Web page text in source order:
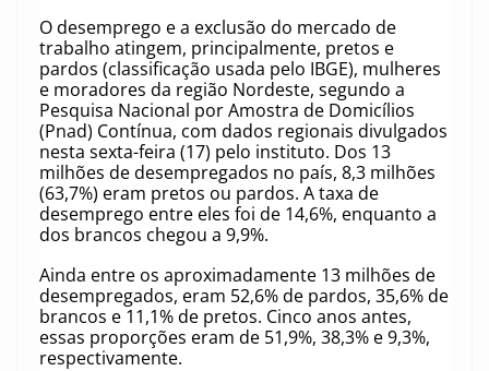
O desemprego e a exclusão do mercado de
trabalho atingem, principalmente, pretos e
pardos (classificação usada pelo IBGE), mulheres
e moradores da região Nordeste, segundo a
Pesquisa Nacional por Amostra de Domicílios
(Pnad) Contínua, com dados regionais divulgados
nesta sexta-feira (17) pelo instituto. Dos 13
milhões de desempregados no país, 8,3 milhões
(63,7%) eram pretos ou pardos. A taxa de
desemprego entre eles foi de 14,6%, enquanto a
dos brancos chegou a 9,9%.
Ainda entre os aproximadamente 13 milhões de
desempregados, eram 52,6% de pardos, 35,6% de
brancos e 11,1% de pretos. Cinco anos antes,
essas proporções eram de 51,9%, 38,3% e 9,3%,
respectivamente.